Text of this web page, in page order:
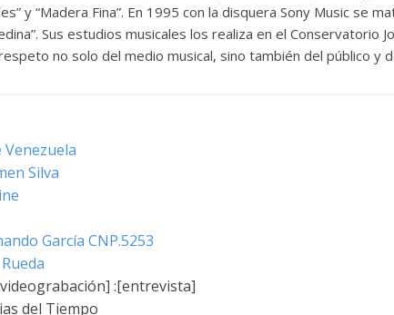
y “Madera Fina”. En 1995 con la disquera Sony Music se
Sus estudios musicales los realiza en el Conservatorio
no solo del medio musical, sino también del público y
Silva
García CNP.5253
:[entrevista]
del Tiempo